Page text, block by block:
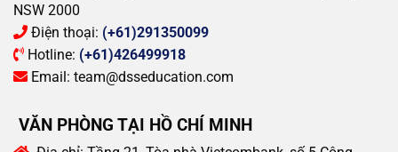
NSW 2000
Điện thoại: (+61)291350099
Hotline: (+61)426499918
Email: team@dsseducation.com
VĂN PHÒNG TẠI HỒ CHÍ MINH